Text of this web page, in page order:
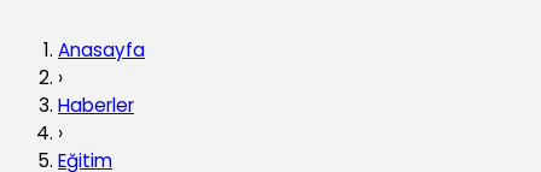
Anasayfa
›
Haberler
›
Eğitim